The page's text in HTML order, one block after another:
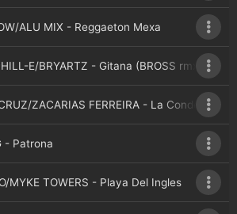
ALU MIX - Reggaeton Mexa
E/BRYARTZ - Gitana (BROSS rmx)
ZACARIAS FERREIRA - La Condena
- Patrona
MYKE TOWERS - Playa Del Ingles